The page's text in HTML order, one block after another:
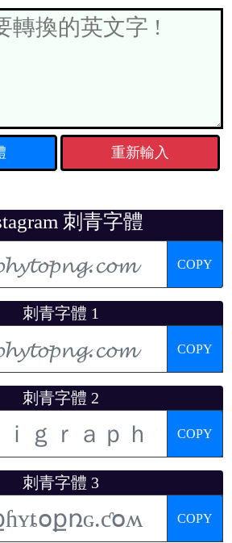
重新輸入
刺青字體
COPY
刺青字體 1
COPY
刺青字體 2
COPY
刺青字體 3
COPY